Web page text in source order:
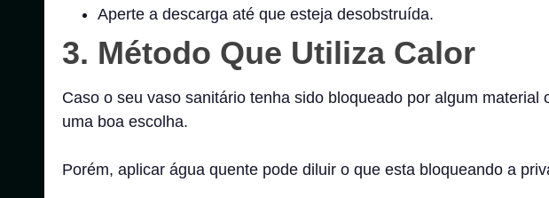
Aperte a descarga até que esteja desobstruída.
3. Método Que Utiliza Calor
Caso o seu vaso sanitário tenha sido bloqueado por algum material
uma boa escolha.
Porém, aplicar água quente pode diluir o que esta bloqueando a